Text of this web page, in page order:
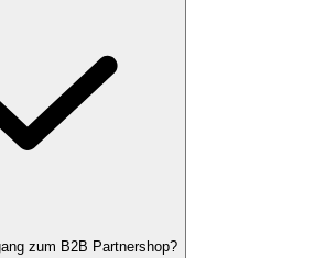
zum B2B Partnershop?